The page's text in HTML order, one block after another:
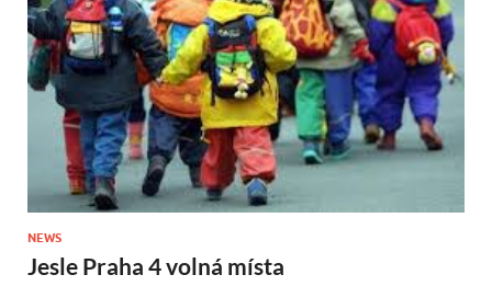
NEWS
Jesle Praha 4 volná místa